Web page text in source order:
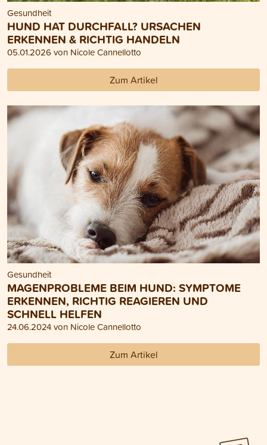
Gesundheit
HUND HAT DURCHFALL? URSACHEN
ERKENNEN & RICHTIG HANDELN
05.01.2026 von Nicole Cannellotto
Zum Artikel
Gesundheit
MAGENPROBLEME BEIM HUND: SYMPTOME
ERKENNEN, RICHTIG REAGIEREN UND
SCHNELL HELFEN
24.06.2024 von Nicole Cannellotto
Zum Artikel